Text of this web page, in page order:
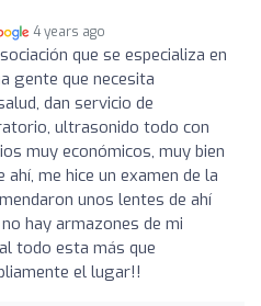
4 years ago
que se especializa en
gente que necesita
dan servicio de
ultrasonido todo con
muy económicos, muy bien
me hice un examen de la
unos lentes de ahí
hay armazones de mi
todo esta más que
el lugar!!